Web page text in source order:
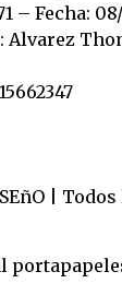
– Fecha:
|